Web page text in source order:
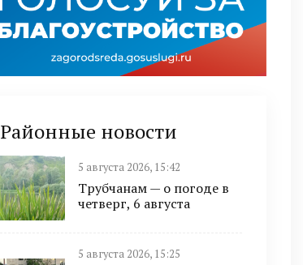
Районные новости
5 августа 2026, 15:42
Трубчанам — о погоде в
четверг, 6 августа
5 августа 2026, 15:25